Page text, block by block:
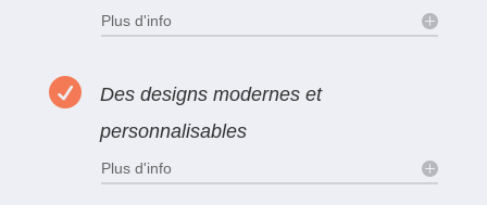
Plus d'info

Des designs modernes et
personnalisables
Plus d'info